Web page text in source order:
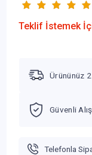
Teklif İstemek
Ürününüz
Güvenli
Telefonla